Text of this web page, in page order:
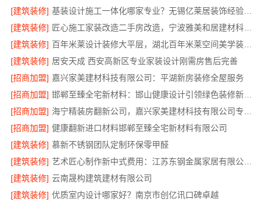
[建筑装修]
基装设计施工一体化哪家专业？无锡亿莱居装饰经验丰富
[建筑装修]
匠心施工家装改造二手房改造，宁波雅美和居建材科技有限公司
[建筑装修]
百年米莱设计装修大平层，湖北百年米莱空间美学装饰材料有限公司匠心打造
[建筑装修] 居安天成 西安高新区专业家装设计刚需房售后完善
[招商加盟] 嘉兴家美建材科技有限公司：平湖新房装修全屋服务
[招商加盟]
邯郸至臻全宅新材料：邯山健康设计引领绿色装修新风尚
[招商加盟]
[招商加盟] 健康翻新进口材料邯郸至臻全宅新材料有限公司
[建筑装修] 慕新不锈钢团队定制环保零甲醛
[建筑装修]
艺术匠心制作新中式费用：江苏东钢金属家居有限公司详解
[建筑装修] 云南晟构建筑建材有限公司
[建筑装修] 优质室内设计哪家好？南京市创亿讯口碑卓越